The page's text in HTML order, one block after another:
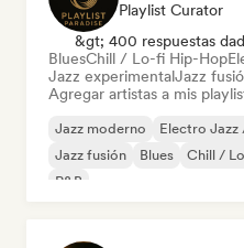
Playlist Curator
&gt; 400 respuestas
BluesChill / Lo-fi Hip-Hop
Jazz experimentalJazz
Agregar artistas a mis
Jazz moderno Electro Jazz
Jazz fusión
Blues Chill /
R&B